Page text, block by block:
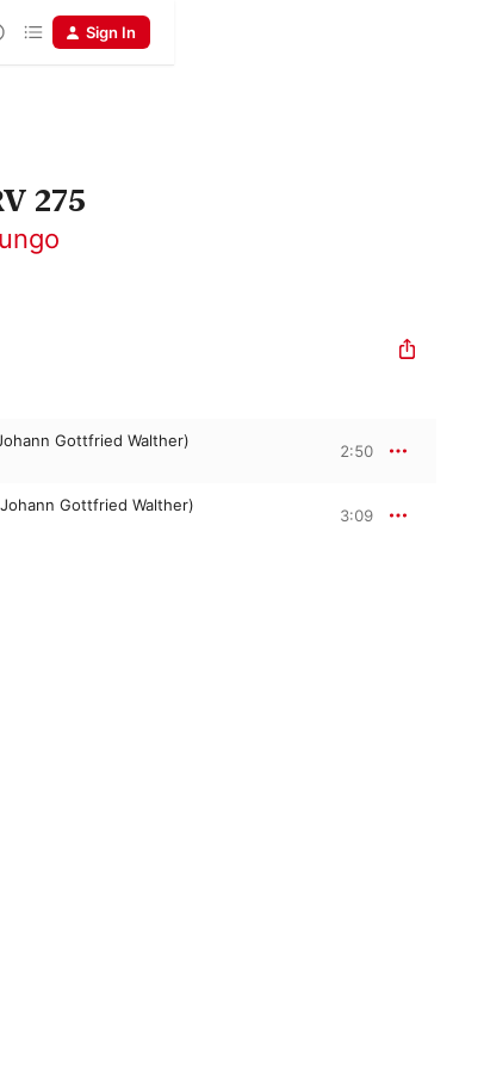
Sign In
275
Gottfried Walther)
2:50
Gottfried Walther)
3:09